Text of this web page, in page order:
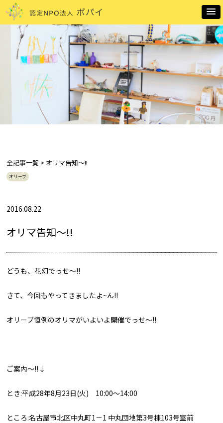
全記事一覧 > オリマ告知～!!
オリーブ
2016.08.22
オリマ告知～!!
どうも、花幻でっせ～!!
さて、今回もやってきましたよ~ん!!
オリーブ恒例のオリマがいよいよ開催でっせ～!!
ご案内～!!↓
とき:平成28年8月23日(火) 10:00～14:00
ところ:名古屋市北区中丸町1－1 中丸団地第3号棟103号室前